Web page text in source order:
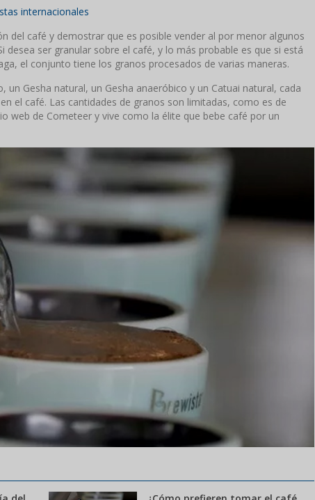
internacionales
del café y demostrar que es posible vender al por menor algunos
ser granular sobre el café, y lo más probable es que si está
el conjunto tiene los granos procesados ​​de varias maneras.
un Gesha natural, un Gesha anaeróbico y un Catuai natural, cada
el café. Las cantidades de granos son limitadas, como es de
web de Cometeer y vive como la élite que bebe café por un